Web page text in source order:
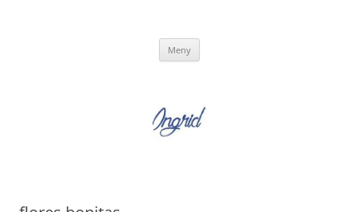
Meny